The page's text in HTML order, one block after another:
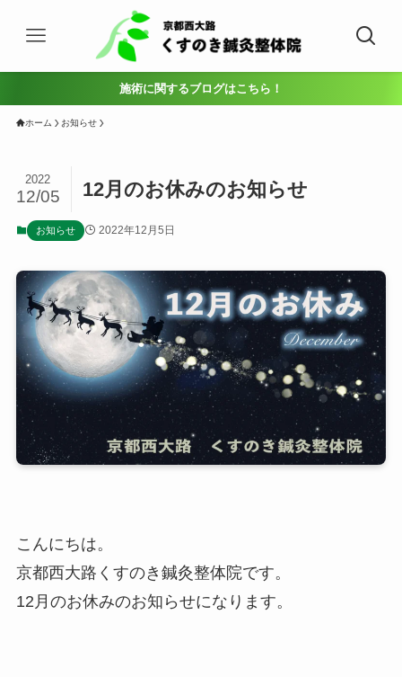
施術に関するブログはこちら！
ホーム お知らせ
12月のお休みのお知らせ
2022
12/05
お知らせ 2022年12月5日
こんにちは。
京都西大路くすのき鍼灸整体院です。
12月のお休みのお知らせになります。